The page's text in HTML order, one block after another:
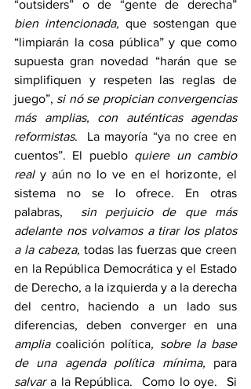
bien intencionada, que sostengan que
“limpiarán la cosa pública” y que como
supuesta gran novedad “harán que se
simplifiquen y respeten las reglas de
juego”, si nó se propician convergencias
más amplias, con auténticas agendas
reformistas.  La mayoría “ya no cree en
cuentos”. El pueblo quiere un cambio
real y aún no lo ve en el horizonte, el
sistema no se lo ofrece. En otras
palabras, sin perjuicio de que más
adelante nos volvamos a tirar los platos
a la cabeza, todas las fuerzas que creen
en la República Democrática y el Estado
de Derecho, a la izquierda y a la derecha
del centro, haciendo a un lado sus
amplia coalición política, sobre la base
de una agenda política mínima, para
salvar a la República.  Como lo oye.  Si